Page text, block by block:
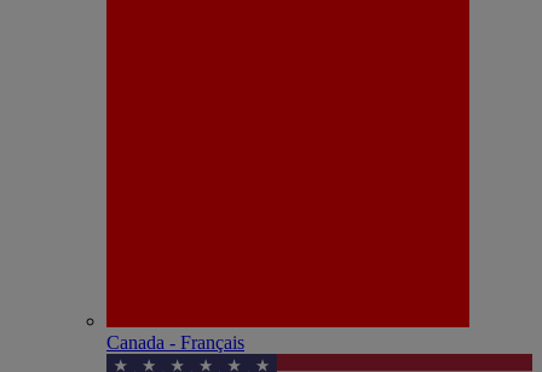
Canada - Français